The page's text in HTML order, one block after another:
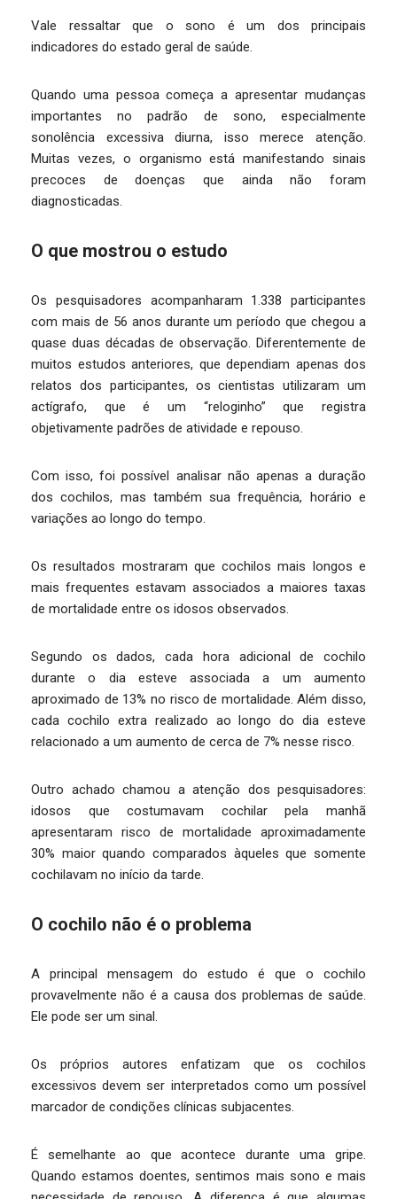
Vale ressaltar que o sono é um dos principais
indicadores do estado geral de saúde.
Quando uma pessoa começa a apresentar mudanças
importantes no padrão de sono, especialmente
sonolência excessiva diurna, isso merece atenção.
Muitas vezes, o organismo está manifestando sinais
precoces de doenças que ainda não foram
diagnosticadas.
O que mostrou o estudo
Os pesquisadores acompanharam 1.338 participantes
com mais de 56 anos durante um período que chegou a
quase duas décadas de observação. Diferentemente de
muitos estudos anteriores, que dependiam apenas dos
relatos dos participantes, os cientistas utilizaram um
actígrafo, que é um “reloginho” que registra
objetivamente padrões de atividade e repouso.
Com isso, foi possível analisar não apenas a duração
dos cochilos, mas também sua frequência, horário e
variações ao longo do tempo.
Os resultados mostraram que cochilos mais longos e
mais frequentes estavam associados a maiores taxas
de mortalidade entre os idosos observados.
Segundo os dados, cada hora adicional de cochilo
durante o dia esteve associada a um aumento
aproximado de 13% no risco de mortalidade. Além disso,
cada cochilo extra realizado ao longo do dia esteve
relacionado a um aumento de cerca de 7% nesse risco.
Outro achado chamou a atenção dos pesquisadores:
idosos que costumavam cochilar pela manhã
apresentaram risco de mortalidade aproximadamente
30% maior quando comparados àqueles que somente
cochilavam no início da tarde.
O cochilo não é o problema
A principal mensagem do estudo é que o cochilo
provavelmente não é a causa dos problemas de saúde.
Ele pode ser um sinal.
Os próprios autores enfatizam que os cochilos
excessivos devem ser interpretados como um possível
marcador de condições clínicas subjacentes.
É semelhante ao que acontece durante uma gripe.
Quando estamos doentes, sentimos mais sono e mais